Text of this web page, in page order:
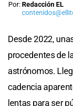
Por:Redacción EL
Desde 2022,
procedentes de
astrónomos.
cadencia
lentas para ser